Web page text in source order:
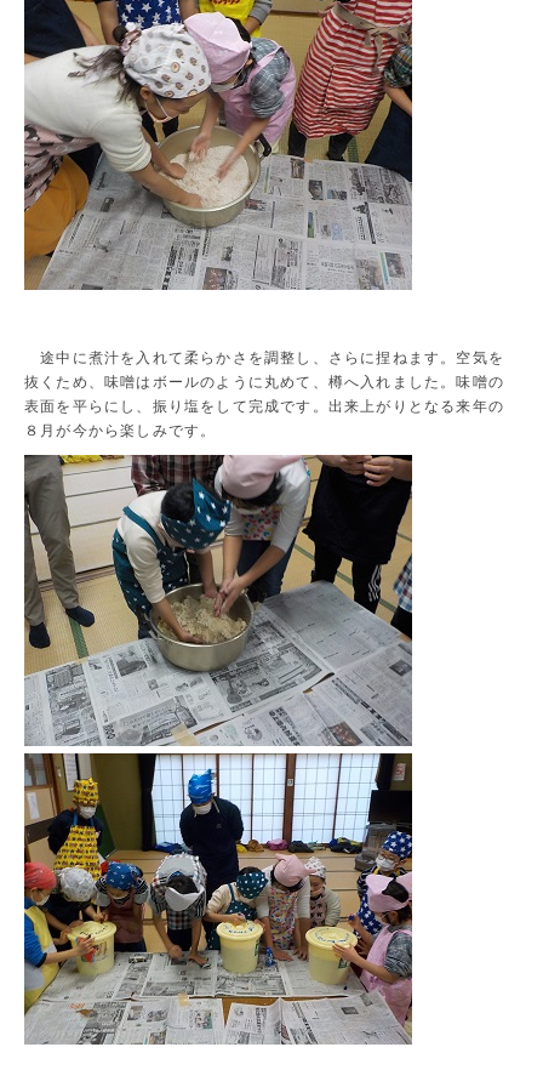
途中に煮汁を入れて柔らかさを調整し、さらに捏ねます。空気を
抜くため、味噌はボールのように丸めて、樽へ入れました。味噌の
表面を平らにし、振り塩をして完成です。出来上がりとなる来年の
８月が今から楽しみです。